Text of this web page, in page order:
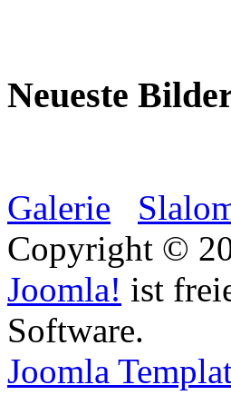
Neueste
Galerie
Copyright ©
Joomla! ist
Software.
Joomla